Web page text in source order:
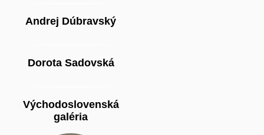
Andrej Dúbravský
Dorota Sadovská
Východoslovenská
galéria